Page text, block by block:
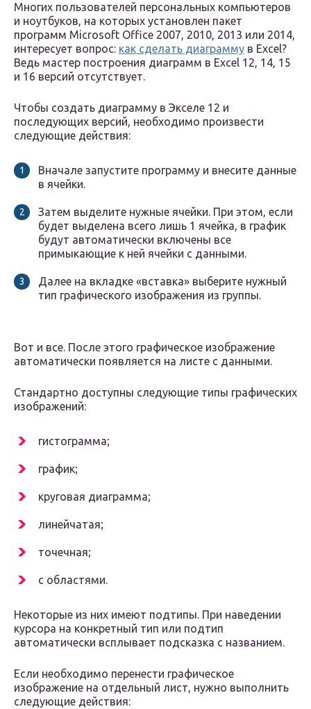
Многих пользователей персональных компьютеров
и ноутбуков, на которых установлен пакет
программ Microsoft Office 2007, 2010, 2013 или 2014,
интересует вопрос: как сделать диаграмму в Excel?
Ведь мастер построения диаграмм в Excel 12, 14, 15
и 16 версий отсутствует.
Чтобы создать диаграмму в Экселе 12 и
последующих версий, необходимо произвести
следующие действия:
Вначале запустите программу и внесите данные
в ячейки.
Затем выделите нужные ячейки. При этом, если
будет выделена всего лишь 1 ячейка, в график
будут автоматически включены все
примыкающие к ней ячейки с данными.
Далее на вкладке «вставка» выберите нужный
тип графического изображения из группы.
Вот и все. После этого графическое изображение
автоматически появляется на листе с данными.
Стандартно доступны следующие типы графических
изображений:
гистограмма;
график;
круговая диаграмма;
линейчатая;
точечная;
с областями.
Некоторые из них имеют подтипы. При наведении
курсора на конкретный тип или подтип
автоматически всплывает подсказка с названием.
Если необходимо перенести графическое
изображение на отдельный лист, нужно выполнить
следующие действия: